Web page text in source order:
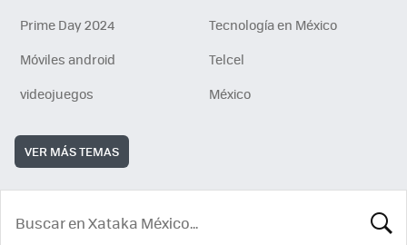
Prime Day 2024
Tecnología en México
Móviles android
Telcel
videojuegos
México
VER MÁS TEMAS